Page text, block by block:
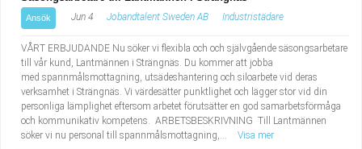
Ansök Jun 4 Jobandtalent Sweden AB Industristädare
VÅRT ERBJUDANDE Nu söker vi flexibla och och självgående säsongsarbetare
till vår kund, Lantmännen i Strängnäs. Du kommer att jobba
med spannmålsmottagning, utsädeshantering och siloarbete vid deras
verksamhet i Strängnäs. Vi värdesätter punktlighet och lägger stor vid din
personliga lämplighet eftersom arbetet förutsätter en god samarbetsförmåga
och kommunikativ kompetens. ARBETSBESKRIVNING Till Lantmännen
söker vi nu personal till spannmålsmottagning,...
Visa mer